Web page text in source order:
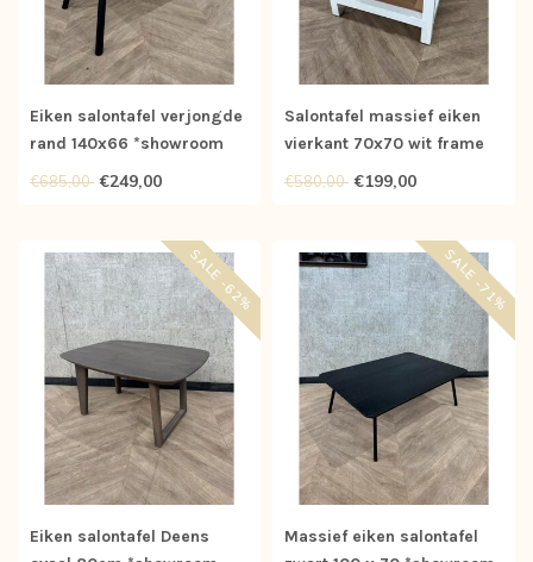
Eiken salontafel verjongde
rand 140x66 *showroom
€685,00 €249,00
Salontafel massief eiken
vierkant 70x70 wit frame
*nieuw
€580,00 €199,00
SALE -62%
Eiken salontafel Deens
SALE -71%
Massief eiken salontafel